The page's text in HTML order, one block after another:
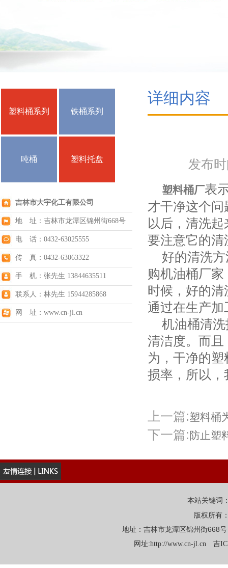
塑料桶系列 铁桶系列
吨桶 塑料托盘
吉林市大宇化工有限公司
地 址：吉林市龙潭区锦州街668号
电 话：0432-63025555
传 真：0432-63063322
手 机：张先生 13844635511
联系人：林先生 15944285868
网 址：www.cn-jl.cn
详细内容
发布
塑料桶厂表
才干净这个
以后，清洗
要注意它的
好的清洗方
购机油桶厂
时候，好的
通过在生产
机油桶清洗
清洁度。而
为，干净的
损率，所以
上一篇:塑料桶
下一篇: 防止塑
本站关键词
版权所有
地址：吉林市龙潭区锦州街
网址:http://www.cn-jl.cn 吉